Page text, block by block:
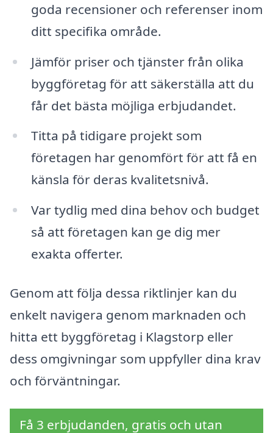
goda recensioner och referenser inom
ditt specifika område.
Jämför priser och tjänster från olika
byggföretag för att säkerställa att du
får det bästa möjliga erbjudandet.
Titta på tidigare projekt som
företagen har genomfört för att få en
känsla för deras kvalitetsnivå.
Var tydlig med dina behov och budget
så att företagen kan ge dig mer
exakta offerter.
Genom att följa dessa riktlinjer kan du
enkelt navigera genom marknaden och
hitta ett byggföretag i Klagstorp eller
dess omgivningar som uppfyller dina krav
och förväntningar.
Få 3 erbjudanden, gratis och utan